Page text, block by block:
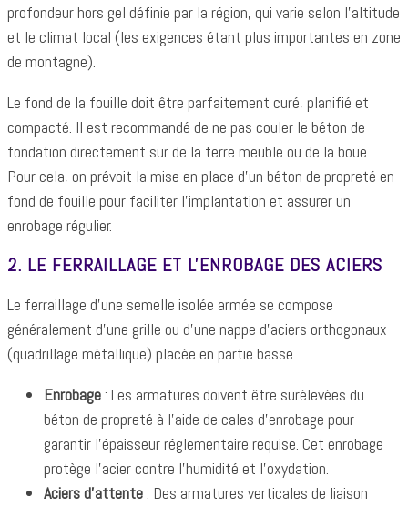
profondeur hors gel définie par la région, qui varie selon l'altitude
et le climat local (les exigences étant plus importantes en zone
de montagne).
Le fond de la fouille doit être parfaitement curé, planifié et
compacté. Il est recommandé de ne pas couler le béton de
fondation directement sur de la terre meuble ou de la boue.
Pour cela, on prévoit la mise en place d'un béton de propreté en
fond de fouille pour faciliter l'implantation et assurer un
enrobage régulier.
2. LE FERRAILLAGE ET L'ENROBAGE DES ACIERS
Le ferraillage d'une semelle isolée armée se compose
généralement d'une grille ou d'une nappe d'aciers orthogonaux
(quadrillage métallique) placée en partie basse.
Enrobage: Les armatures doivent être surélevées du
béton de propreté à l'aide de cales d'enrobage pour
garantir l'épaisseur réglementaire requise. Cet enrobage
protège l'acier contre l'humidité et l'oxydation.
Aciers d'attente: Des armatures verticales de liaison